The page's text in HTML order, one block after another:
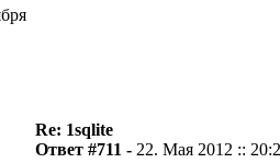
Re: 1sqlite
Ответ #711 - 22. Мая 2012 ::